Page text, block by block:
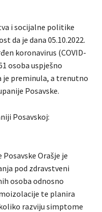
i socijalne politike
da je dana 05.10.2022.
koronavirus (COVID-
osoba uspješno
je preminula, a trenutno
Posavske.
Posavskoj:
Orašje je
pod zdravstveni
osoba odnosno
te planira
razviju simptome